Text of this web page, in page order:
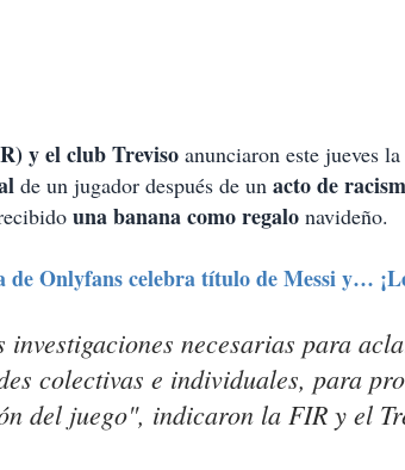
y el club Treviso anunciaron este jueves la
de un jugador después de un acto de
una banana como regalo navideño.
de Onlyfans celebra título de Messi y…
necesarias para
colectivas e individuales, para
del juego", indicaron la FIR y el